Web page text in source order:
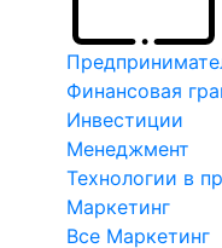
Финансовая
Инвестиции
Менеджмент
Технологии в
Маркетинг
Все Маркетинг